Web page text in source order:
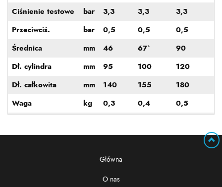
Ciśnienie testowe bar 3,3 3,3 3,3
Przeciwciś. bar 0,5 0,5 0,5
Średnica mm 46 67` 90
Dł. cylindra mm 95 100 120
Dł. całkowita mm 140 155 180
Waga kg 0,3 0,4 0,5
Główna
O nas